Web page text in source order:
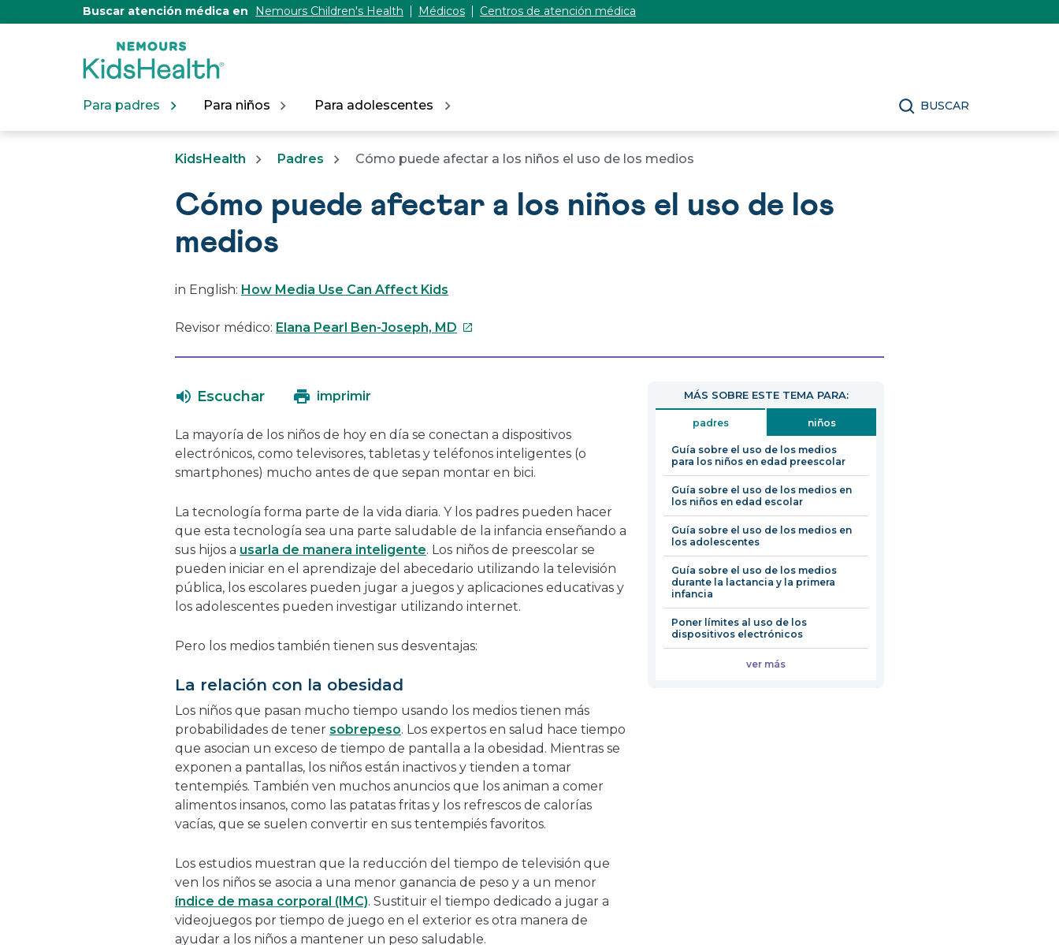
Buscar atención médica en Nemours Children's Health Médicos Centros de atención médica
Para padres Para niños Para adolescentes BUSCAR
KidsHealth Padres Cómo puede afectar a los niños el uso de los medios
Cómo puede afectar a los niños el uso de los
medios
in English: How Media Use Can Affect Kids
Revisor médico: Elana Pearl Ben-Joseph, MD Este
nueva
ventana
Escuchar imprimir
La mayoría de los niños de hoy en día se conectan a dispositivos
electrónicos, como televisores, tabletas y teléfonos inteligentes (o
smartphones) mucho antes de que sepan montar en bici.
La tecnología forma parte de la vida diaria. Y los padres pueden hacer
que esta tecnología sea una parte saludable de la infancia enseñando a
sus hijos a usarla de manera inteligente. Los niños de preescolar se
pueden iniciar en el aprendizaje del abecedario utilizando la televisión
pública, los escolares pueden jugar a juegos y aplicaciones educativas y
los adolescentes pueden investigar utilizando internet.
Pero los medios también tienen sus desventajas:
La relación con la obesidad
Los niños que pasan mucho tiempo usando los medios tienen más
probabilidades de tener sobrepeso. Los expertos en salud hace tiempo
que asocian un exceso de tiempo de pantalla a la obesidad. Mientras se
exponen a pantallas, los niños están inactivos y tienden a tomar
tentempiés. También ven muchos anuncios que los animan a comer
alimentos insanos, como las patatas fritas y los refrescos de calorías
vacías, que se suelen convertir en sus tentempiés favoritos.
Los estudios muestran que la reducción del tiempo de televisión que
ven los niños se asocia a una menor ganancia de peso y a un menor
índice de masa corporal (IMC). Sustituir el tiempo dedicado a jugar a
videojuegos por tiempo de juego en el exterior es otra manera de
ayudar a los niños a mantener un peso saludable.
MÁS SOBRE ESTE TEMA PARA:
padres niños
Guía sobre el uso de los medios
para los niños en edad preescolar
Guía sobre el uso de los medios en
los niños en edad escolar
Guía sobre el uso de los medios en
los adolescentes
Guía sobre el uso de los medios
durante la lactancia y la primera
infancia
Poner límites al uso de los
dispositivos electrónicos
ver más